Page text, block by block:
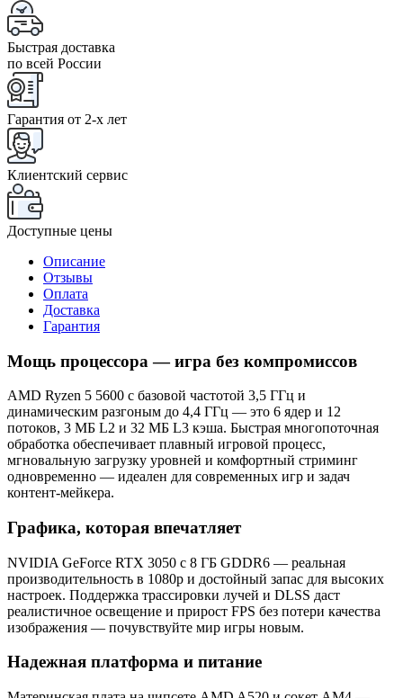
Быстрая доставка
по всей России
Гарантия от 2-x лет
Клиентский сервис
Доступные цены
Описание
Отзывы
Оплата
Доставка
Гарантия
Мощь процессора — игра без компромиссов
AMD Ryzen 5 5600 с базовой частотой 3,5 ГГц и
динамическим разгоным до 4,4 ГГц — это 6 ядер и 12
потоков, 3 МБ L2 и 32 МБ L3 кэша. Быстрая многопоточная
обработка обеспечивает плавный игровой процесс,
мгновальную загрузку уровней и комфортный стриминг
одновременно — идеален для современных игр и задач
контент-мейкера.
Графика, которая впечатляет
NVIDIA GeForce RTX 3050 с 8 ГБ GDDR6 — реальная
производительность в 1080p и достойный запас для высоких
настроек. Поддержка трассировки лучей и DLSS даст
реалистичное освещение и прирост FPS без потери качества
изображения — почувствуйте мир игры новым.
Надежная платформа и питание